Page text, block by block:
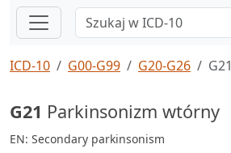
ICD-10 G00-G99 G20-G26 G21
G21 Parkinsonizm wtórny
EN: Secondary parkinsonism